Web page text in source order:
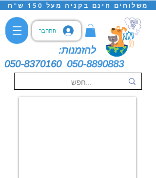
משלוחים חינם בקניה מעל 150 ש"ח
התחבר
להזמנות:
050-8370160 050-8890883